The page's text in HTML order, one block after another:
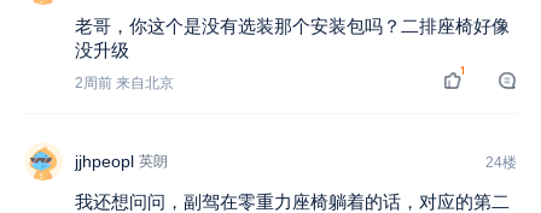
老哥，你这个是没有选装那个安装包吗？二排座椅好像
没升级
2周前 来自北京
1
jjhpeopl 英朗 24楼
我还想问问，副驾在零重力座椅躺着的话，对应的第二